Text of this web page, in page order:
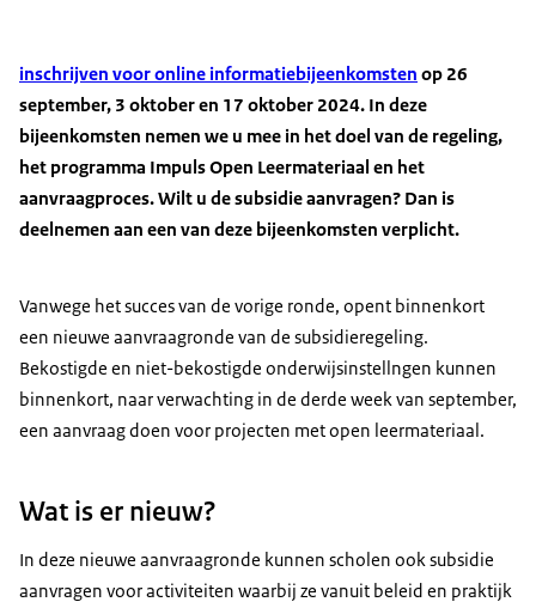
inschrijven voor online informatiebijeenkomsten op 26
september, 3 oktober en 17 oktober 2024. In deze
bijeenkomsten nemen we u mee in het doel van de regeling,
het programma Impuls Open Leermateriaal en het
aanvraagproces. Wilt u de subsidie aanvragen? Dan is
deelnemen aan een van deze bijeenkomsten verplicht.
Vanwege het succes van de vorige ronde, opent binnenkort
een nieuwe aanvraagronde van de subsidieregeling.
Bekostigde en niet-bekostigde onderwijsinstellngen kunnen
binnenkort, naar verwachting in de derde week van september,
een aanvraag doen voor projecten met open leermateriaal.
Wat is er nieuw?
In deze nieuwe aanvraagronde kunnen scholen ook subsidie
aanvragen voor activiteiten waarbij ze vanuit beleid en praktijk